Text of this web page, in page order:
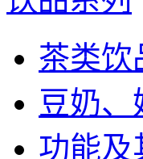
茶类饮
豆奶、
功能及